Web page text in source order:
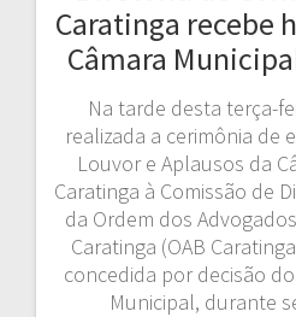
Caratinga recebe
Câmara
Na tarde desta terça-
realizada a cerimônia de
Louvor e Aplausos da
Caratinga à Comissão de
da Ordem dos
Caratinga (OAB
concedida por decisão
Municipal, durante